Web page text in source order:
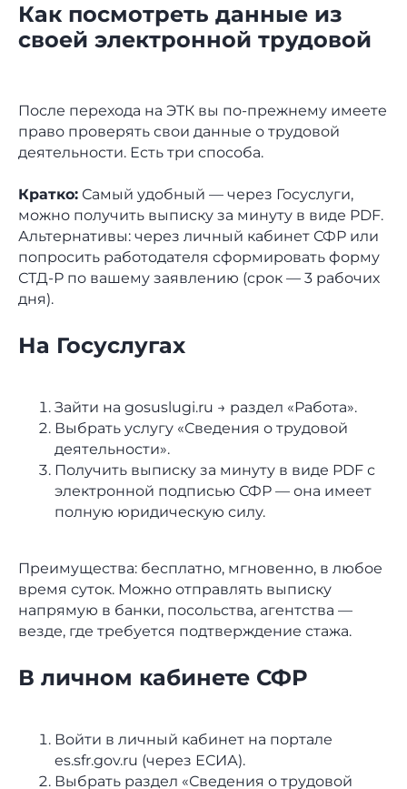
Как посмотреть данные из
своей электронной трудовой
После перехода на ЭТК вы по-прежнему имеете
право проверять свои данные о трудовой
деятельности. Есть три способа.
Кратко: Самый удобный — через Госуслуги,
можно получить выписку за минуту в виде PDF.
Альтернативы: через личный кабинет СФР или
попросить работодателя сформировать форму
СТД-Р по вашему заявлению (срок — 3 рабочих
дня).
На Госуслугах
Зайти на gosuslugi.ru → раздел «Работа».
Выбрать услугу «Сведения о трудовой
деятельности».
Получить выписку за минуту в виде PDF с
электронной подписью СФР — она имеет
полную юридическую силу.
Преимущества: бесплатно, мгновенно, в любое
время суток. Можно отправлять выписку
напрямую в банки, посольства, агентства —
везде, где требуется подтверждение стажа.
В личном кабинете СФР
Войти в личный кабинет на портале
es.sfr.gov.ru (через ЕСИА).
Выбрать раздел «Сведения о трудовой
Остались
по шаблону?
Задайте вопрос экспертам
Nopaper, они знают всё про
кадровый документооборот
+7
на обработку
персональных данных
информацию ирекламу
от Nopaper